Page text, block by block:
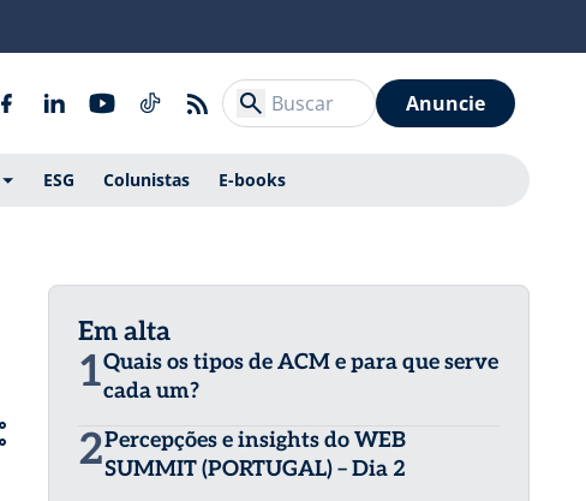
Anuncie
ESG Colunistas E-books
Em alta
1Quais os tipos de ACM e para que serve
cada um?
2Percepções e insights do WEB
SUMMIT (PORTUGAL) – Dia 2